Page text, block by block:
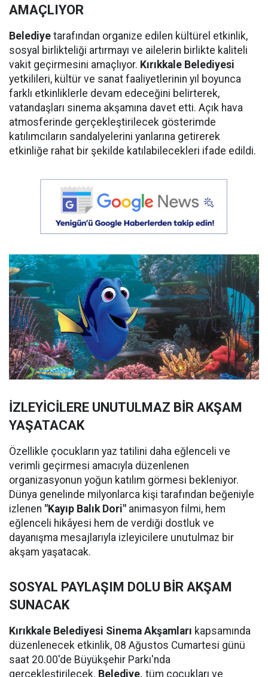
AMAÇLIYOR
Belediye tarafından organize edilen kültürel etkinlik,
sosyal birlikteliği artırmayı ve ailelerin birlikte kaliteli
vakit geçirmesini amaçlıyor. Kırıkkale Belediyesi
yetkilileri, kültür ve sanat faaliyetlerinin yıl boyunca
farklı etkinliklerle devam edeceğini belirterek,
vatandaşları sinema akşamına davet etti. Açık hava
atmosferinde gerçekleştirilecek gösterimde
katılımcıların sandalyelerini yanlarına getirerek
etkinliğe rahat bir şekilde katılabilecekleri ifade edildi.
İZLEYİCİLERE UNUTULMAZ BİR AKŞAM
YAŞATACAK
Özellikle çocukların yaz tatilini daha eğlenceli ve
verimli geçirmesi amacıyla düzenlenen
organizasyonun yoğun katılım görmesi bekleniyor.
Dünya genelinde milyonlarca kişi tarafından beğeniyle
izlenen "Kayıp Balık Dori" animasyon filmi, hem
eğlenceli hikâyesi hem de verdiği dostluk ve
dayanışma mesajlarıyla izleyicilere unutulmaz bir
akşam yaşatacak.
SOSYAL PAYLAŞIM DOLU BİR AKŞAM
SUNACAK
Kırıkkale Belediyesi Sinema Akşamları kapsamında
düzenlenecek etkinlik, 08 Ağustos Cumartesi günü
saat 20.00'de Büyükşehir Parkı'nda
gerçekleştirilecek. Belediye, tüm çocukları ve